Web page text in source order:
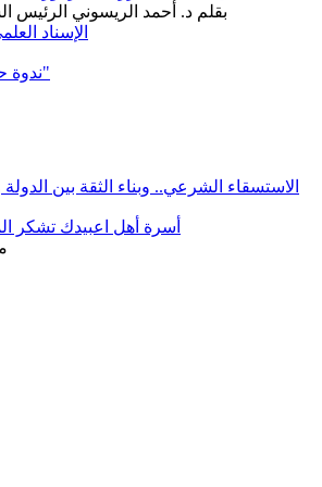
الإسناد
ندوة حول كتاب "العدالة الاجتماعية في الإسلام"
الاستسقاء الشرعي.. وبناء الثقة بين
أسرة أهل اعبيدك تشكر